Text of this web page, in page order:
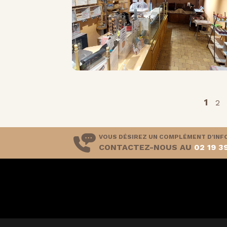
1 2
VOUS DÉSIREZ UN COMPLÉMENT
CONTACTEZ-NOUS AU 02 19